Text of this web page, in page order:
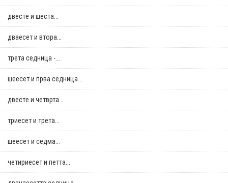
двестe и шеста...
дваесет и втора...
трета седница -...
шеесет и прва седница...
двестe и четврта...
триесет и трета...
шеесет и седма...
четириесет и петта...